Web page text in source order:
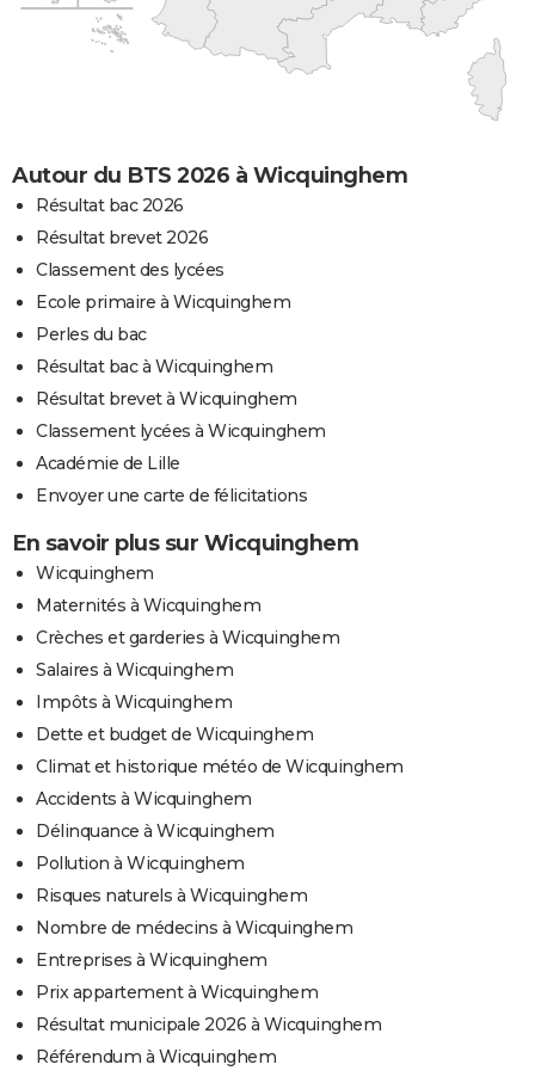
Autour du BTS 2026 à Wicquinghem
Résultat bac 2026
Résultat brevet 2026
Classement des lycées
Ecole primaire à Wicquinghem
Perles du bac
Résultat bac à Wicquinghem
Résultat brevet à Wicquinghem
Classement lycées à Wicquinghem
Académie de Lille
Envoyer une carte de félicitations
En savoir plus sur Wicquinghem
Wicquinghem
Maternités à Wicquinghem
Crèches et garderies à Wicquinghem
Salaires à Wicquinghem
Impôts à Wicquinghem
Dette et budget de Wicquinghem
Climat et historique météo de Wicquinghem
Accidents à Wicquinghem
Délinquance à Wicquinghem
Pollution à Wicquinghem
Risques naturels à Wicquinghem
Nombre de médecins à Wicquinghem
Entreprises à Wicquinghem
Prix appartement à Wicquinghem
Résultat municipale 2026 à Wicquinghem
Référendum à Wicquinghem